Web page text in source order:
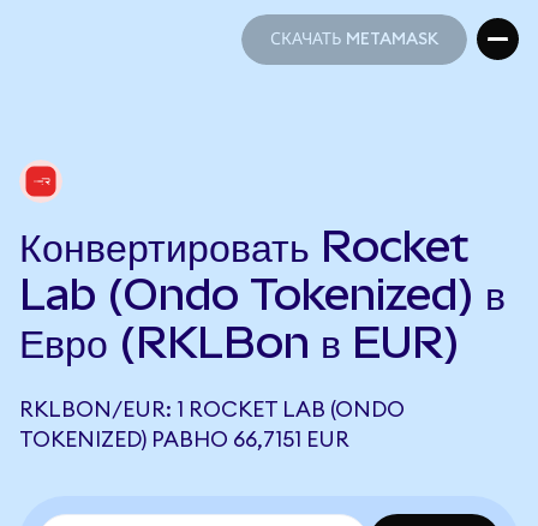
СКАЧАТЬ METAMASK
Конвертировать Rocket
Lab (Ondo Tokenized) в
Евро (RKLBon в EUR)
RKLBON/EUR: 1 ROCKET LAB (ONDO
TOKENIZED) РАВНО 66,7151 EUR